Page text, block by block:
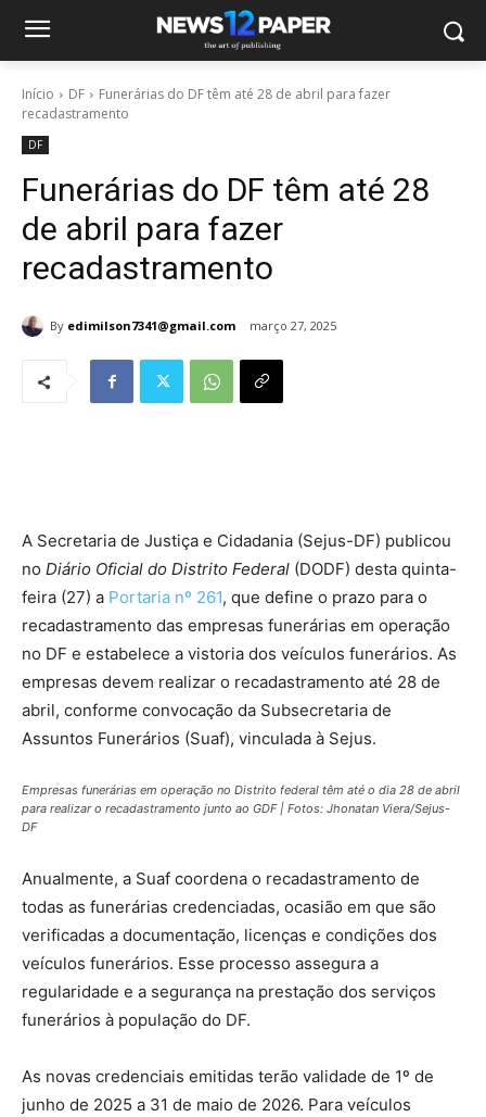
Início DF
Funerárias do DF têm até 28 de abril para fazer
recadastramento
DF
Funerárias do DF têm até 28
de abril para fazer
recadastramento
By edimilson7341@gmail.com março 27, 2025
A Secretaria de Justiça e Cidadania (Sejus-DF) publicou
no Diário Oficial do Distrito Federal (DODF) desta quinta-
feira (27) a Portaria nº 261, que define o prazo para o
recadastramento das empresas funerárias em operação
no DF e estabelece a vistoria dos veículos funerários. As
empresas devem realizar o recadastramento até 28 de
abril, conforme convocação da Subsecretaria de
Assuntos Funerários (Suaf), vinculada à Sejus.
Empresas funerárias em operação no Distrito federal têm até o dia 28 de abril
para realizar o recadastramento junto ao GDF | Fotos: Jhonatan Viera/Sejus-
DF
Anualmente, a Suaf coordena o recadastramento de
todas as funerárias credenciadas, ocasião em que são
verificadas a documentação, licenças e condições dos
veículos funerários. Esse processo assegura a
regularidade e a segurança na prestação dos serviços
funerários à população do DF.
As novas credenciais emitidas terão validade de 1º de
junho de 2025 a 31 de maio de 2026. Para veículos